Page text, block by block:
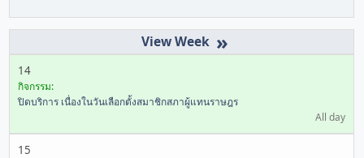
»
14
กิจกรรม:
ปิดบริการ เนื่องในวันเลือกตั้งสมาชิกสภาผู้แทนราษฎร
All day
15